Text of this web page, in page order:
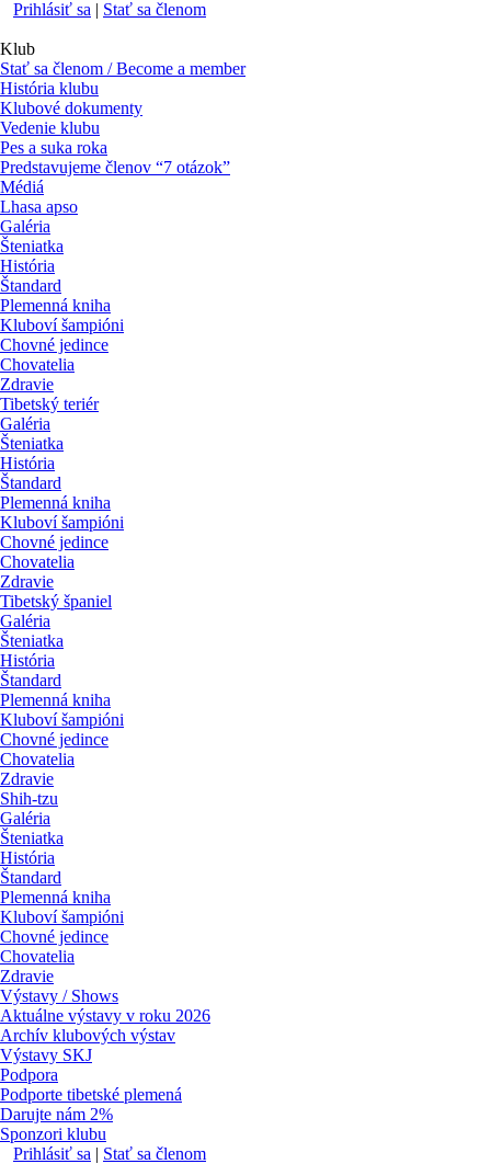
Prihlásiť sa | Stať sa členom
Klub
Stať sa členom / Become a member
História klubu
Klubové dokumenty
Vedenie klubu
Pes a suka roka
Predstavujeme členov “7 otázok”
Médiá
Lhasa apso
Galéria
Šteniatka
História
Štandard
Plemenná kniha
Kluboví šampióni
Chovné jedince
Chovatelia
Zdravie
Tibetský teriér
Galéria
Šteniatka
História
Štandard
Plemenná kniha
Kluboví šampióni
Chovné jedince
Chovatelia
Zdravie
Tibetský španiel
Galéria
Šteniatka
História
Štandard
Plemenná kniha
Kluboví šampióni
Chovné jedince
Chovatelia
Zdravie
Shih-tzu
Galéria
Šteniatka
História
Štandard
Plemenná kniha
Kluboví šampióni
Chovné jedince
Chovatelia
Zdravie
Výstavy / Shows
Aktuálne výstavy v roku 2026
Archív klubových výstav
Výstavy SKJ
Podpora
Podporte tibetské plemená
Darujte nám 2%
Sponzori klubu
Prihlásiť sa | Stať sa členom